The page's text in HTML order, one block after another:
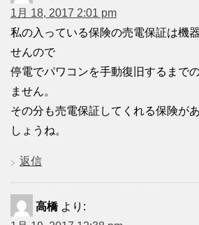
1月 18, 2017 2:01 pm
私の入っている保険の売電保証は機
せんので
停電でパワコンを手動復旧するまで
ません。
その分も売電保証してくれる保険が
しょうね。
返信
高橋 より: